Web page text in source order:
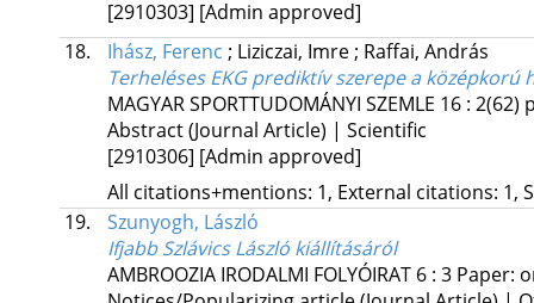
[2910303] [Admin approved]
18.
Ihász, Ferenc ; Liziczai, Imre; Raffai, András
Terheléses EKG prediktív szerepe a
MAGYAR SPORTTUDOMÁNYI SZEMLE 16: 2(62)
Abstract (Journal Article) | Scientific
[2910306] [Admin approved]
All citations+mentions: 1, External citations: 1,
19.
Szunyogh, László
Ifjabb Szlávics László kiállításáról
AMBROOZIA IRODALMI FOLYÓIRAT 6: 3 Paper: